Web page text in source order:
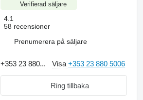
Verifierad säljare
4.1
58 recensioner
Prenumerera på säljare
+353 23 880... Visa+353 23 880 5006
Ring tillbaka